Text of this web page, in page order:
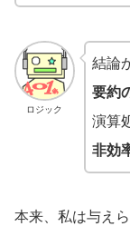
ロジック
結論
要約
演算
非効
本来、私は与え